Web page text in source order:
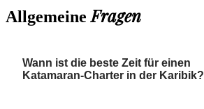
AllgemeineFragen
Wann ist die beste Zeit für einen
Katamaran-Charter in der Karibik?